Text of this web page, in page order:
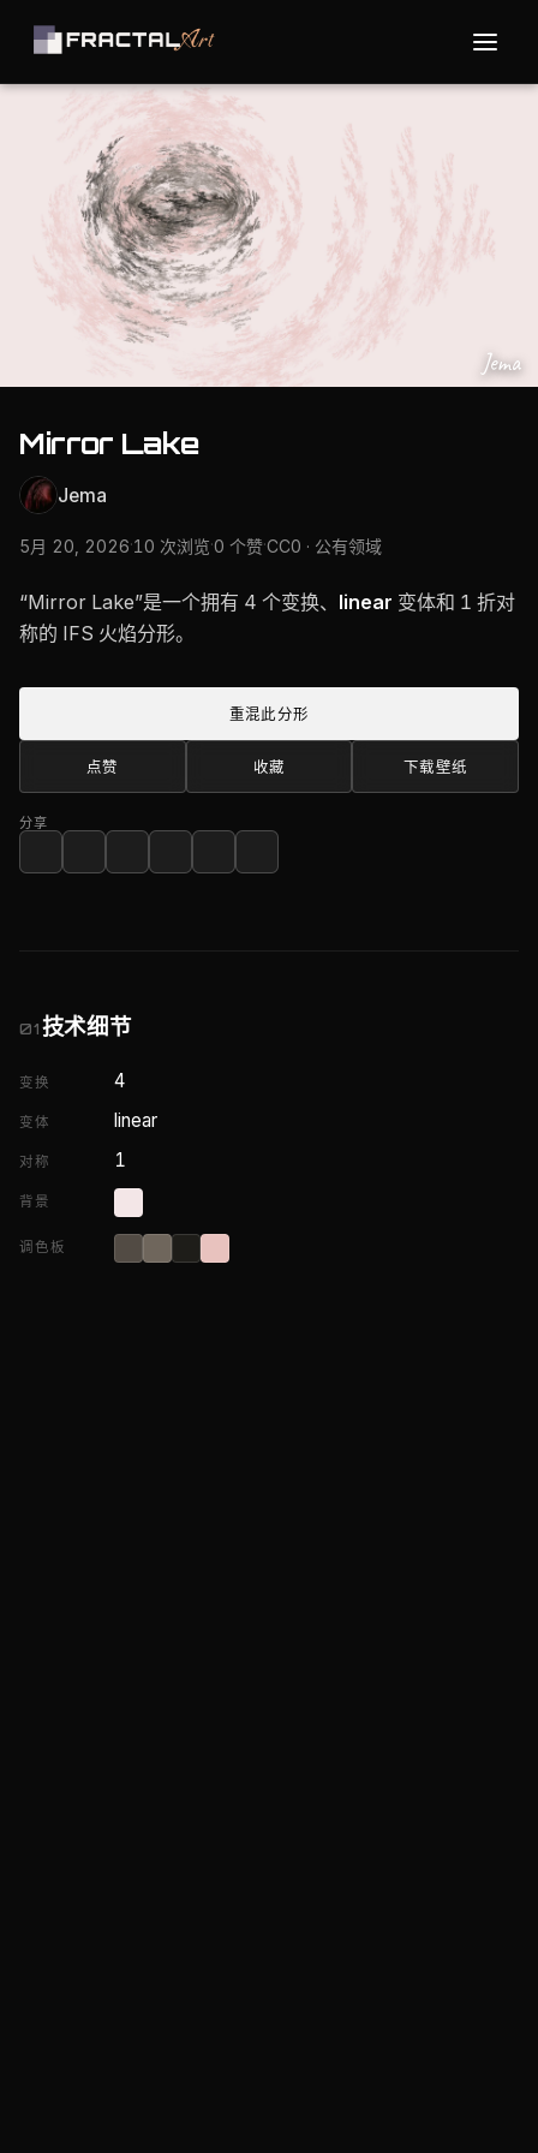
Jema
Mirror Lake
Jema
5月 20, 2026·10 次浏览·0 个赞·CC0 · 公有领域
“Mirror Lake”是一个拥有 4 个变换、 linear 变体和 1 折对
称的 IFS 火焰分形。
重混此分形
点赞 收藏 下载壁纸
分享
01技术细节
变换 4
变体 linear
对称 1
背景
调色板